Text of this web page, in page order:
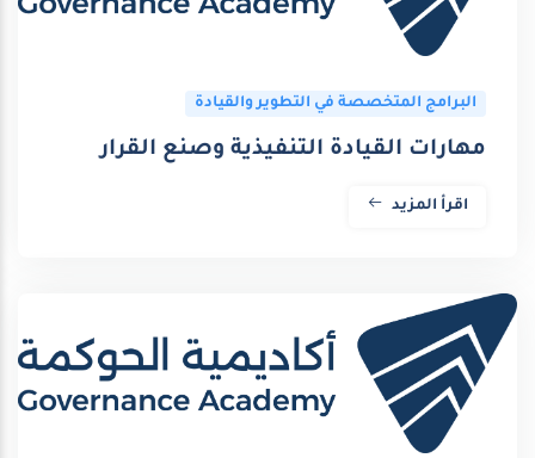
البرامج المتخصصة في التطوير والقيادة
مهارات القيادة التنفيذية وصنع القرار
اقرأ المزيد